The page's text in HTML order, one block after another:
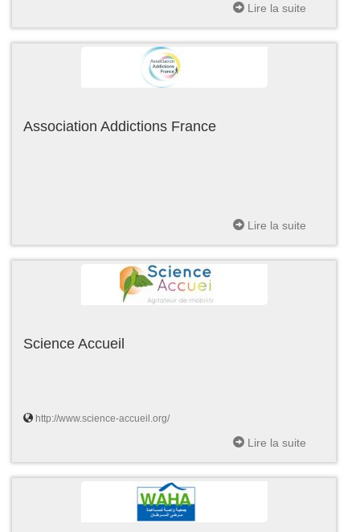
Lire la suite
Association Addictions France
Lire la suite
Science Accueil
http://www.science-accueil.org/
Lire la suite